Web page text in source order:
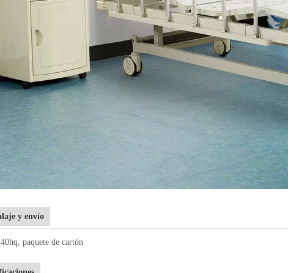
y envío
paquete de cartón